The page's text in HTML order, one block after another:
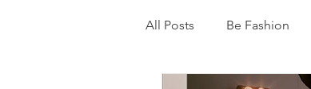
All Posts Be Fashion